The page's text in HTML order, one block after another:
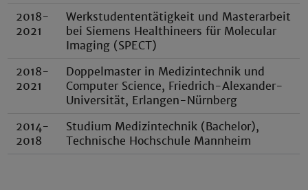
2018-
2021
Werkstudententätigkeit und Masterarbeit
bei Siemens Healthineers für Molecular
Imaging (SPECT)
2018-
2021
Doppelmaster in Medizintechnik und
Computer Science, Friedrich-Alexander-
Universität, Erlangen-Nürnberg
2014-
2018
Studium Medizintechnik (Bachelor),
Technische Hochschule Mannheim